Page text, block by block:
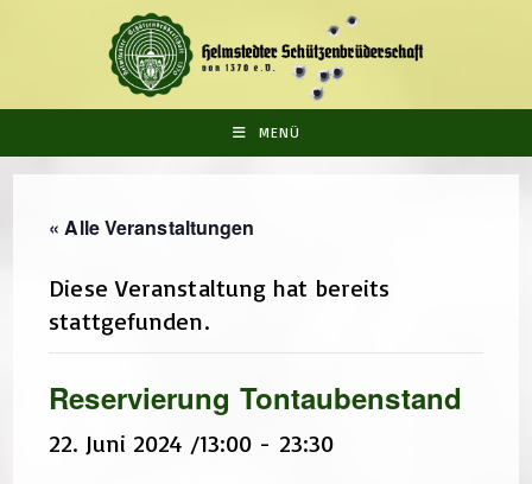
MENÜ
« Alle Veranstaltungen
Diese Veranstaltung hat bereits
stattgefunden.
Reservierung Tontaubenstand
22. Juni 2024 /13:00 - 23:30